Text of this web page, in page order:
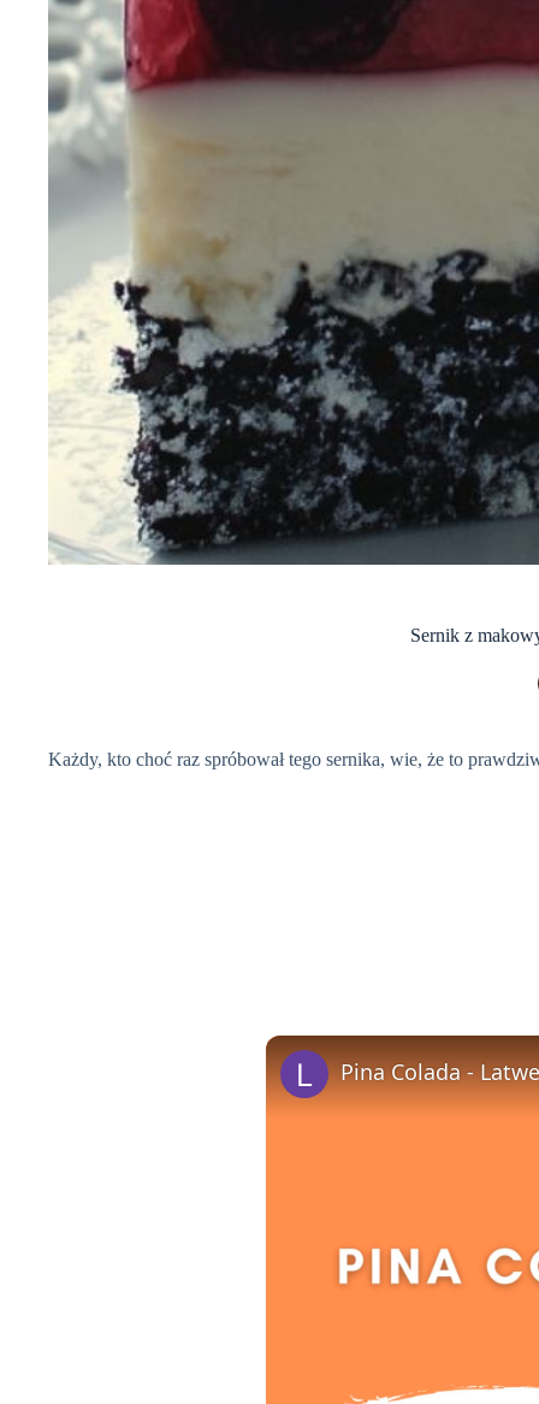
Sernik z
Każdy, kto choć raz spróbował tego sernika, wie, że to
Pina Colada -